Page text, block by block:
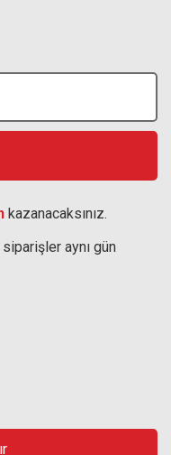
kazanacaksınız.
aynı gün